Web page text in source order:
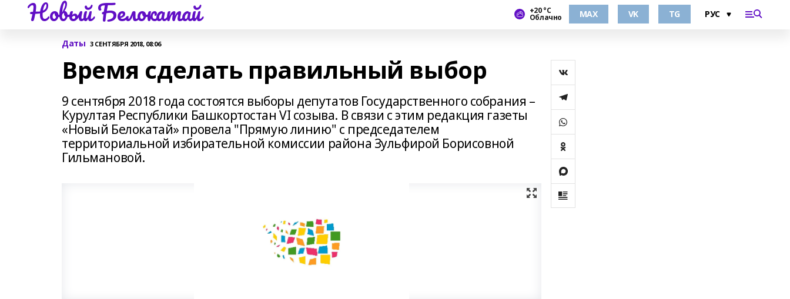
Новый Белокатай +20 °С
Облачно MAX VK TG
Даты 3 СЕНТЯБРЯ 2018, 08:06
Время сделать правильный выбор
9 сентября 2018 года состоятся выборы депутатов Государственного собрания –
Курултая Республики Башкортостан VI созыва. В связи с этим редакция газеты
«Новый Белокатай» провела "Прямую линию" с председателем
территориальной избирательной комиссии района Зульфирой Борисовной
Гильмановой.